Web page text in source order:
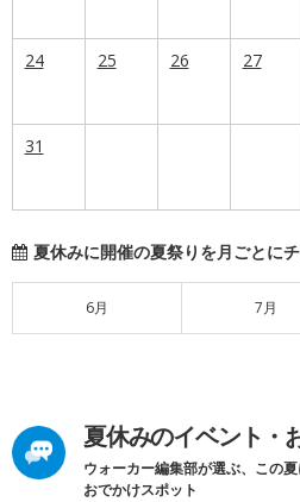
24 25 26 27
31
夏休みに開催の夏祭りを月ごとに
6月 7月
夏休みのイベント・
ウォーカー編集部が選ぶ、この
おでかけスポット